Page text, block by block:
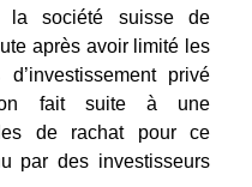
la société suisse de
après avoir limité les
privé
fait suite à une
de rachat pour ce
par des investisseurs